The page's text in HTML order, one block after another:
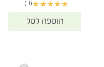
₪305.20.
★
★
★
★
★
(3)